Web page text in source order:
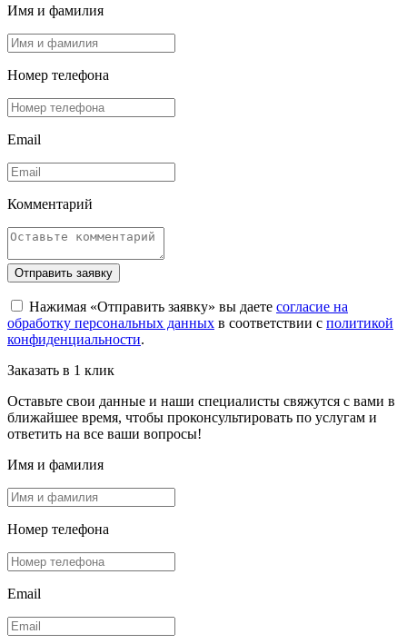
Имя и фамилия
Номер телефона
Email
Комментарий
Отправить заявку
Нажимая «Отправить заявку» вы даете согласие на
обработку персональных данных в соответствии с политикой
конфиденциальности.
Заказать в 1 клик
Оставьте свои данные и наши специалисты свяжутся с вами в
ближайшее время, чтобы проконсультировать по услугам и
ответить на все ваши вопросы!
Имя и фамилия
Номер телефона
Email